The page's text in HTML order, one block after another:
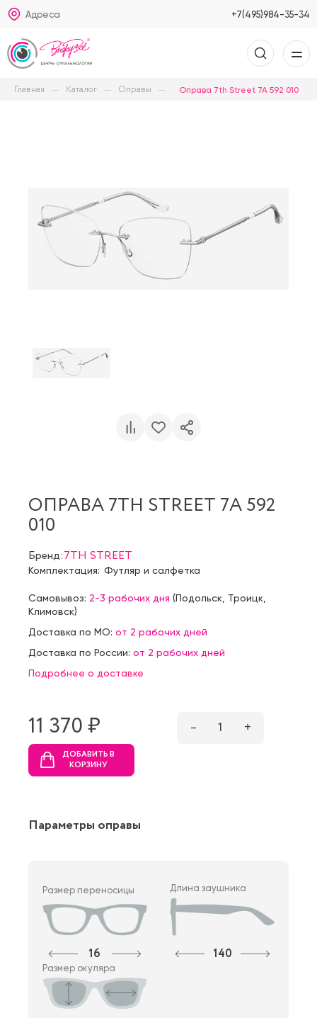
Адреса +7(495)984-35-34
Главная Каталог Оправы Оправа 7th Street 7A 592 010
ОПРАВА 7TH STREET 7A 592
010
Бренд:7TH STREET
Комплектация: Футляр и салфетка
Самовывоз: 2-3 рабочих дня (Подольск Троицк
Климовск)
Доставка по МО: от 2 рабочих дней
Доставка по России: от 2 рабочих дней
Подробнее о доставке
11 370 ₷ – 1 +
ДОБАВИТЬ В
КОРЗИНУ
Параметры оправы
Размер переносицы
16
Длина заушника
140
Размер окуляра